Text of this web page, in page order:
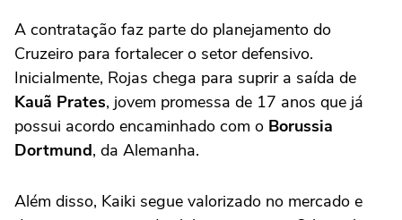
A contratação faz parte do planejamento do
Cruzeiro para fortalecer o setor defensivo.
Inicialmente, Rojas chega para suprir a saída de
Kauã Prates, jovem promessa de 17 anos que já
possui acordo encaminhado com o Borussia
Dortmund, da Alemanha.
Além disso, Kaiki segue valorizado no mercado e